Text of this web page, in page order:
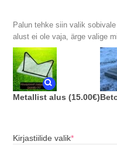
Palun tehke siin valik
alust ei ole vaja, ärge valige
Metallist alus (15.00€)
Kirjastiilide valik*(required)